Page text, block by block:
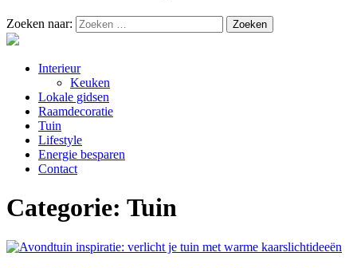
Zoeken naar:
Interieur
Keuken
Lokale gidsen
Raamdecoratie
Tuin
Lifestyle
Energie besparen
Contact
Categorie: Tuin